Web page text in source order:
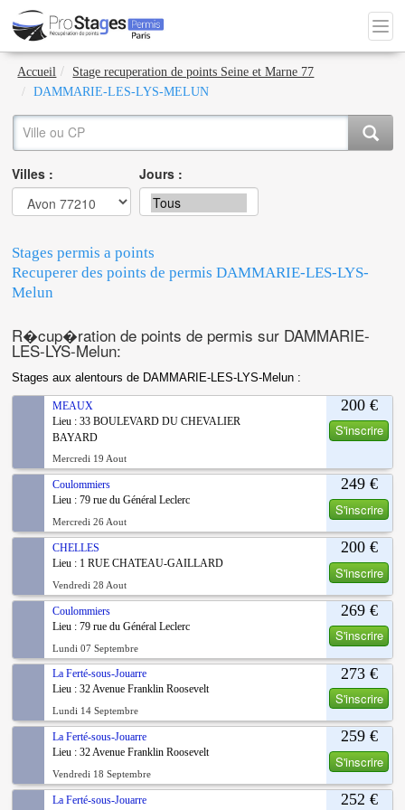
Accueil
Stage recuperation de points Seine et Marne 77
DAMMARIE-LES-LYS-MELUN
Villes : Jours :
Stages permis a points
Recuperer des points de permis DAMMARIE-LES-LYS-
Melun
R�cup�ration de points de permis sur DAMMARIE-
LES-LYS-Melun:
Stages aux alentours de DAMMARIE-LES-LYS-Melun :
200 €
S'inscrire
MEAUX
Lieu : 33 BOULEVARD DU CHEVALIER
BAYARD
Mercredi 19 Aout
249 €
S'inscrire
Coulommiers
Lieu : 79 rue du Général Leclerc
Mercredi 26 Aout
200 €
S'inscrire
CHELLES
Lieu : 1 RUE CHATEAU-GAILLARD
Vendredi 28 Aout
269 €
S'inscrire
Coulommiers
Lieu : 79 rue du Général Leclerc
Lundi 07 Septembre
273 €
S'inscrire
La Ferté-sous-Jouarre
Lieu : 32 Avenue Franklin Roosevelt
Lundi 14 Septembre
259 €
S'inscrire
La Ferté-sous-Jouarre
Lieu : 32 Avenue Franklin Roosevelt
Vendredi 18 Septembre
252 €
La Ferté-sous-Jouarre